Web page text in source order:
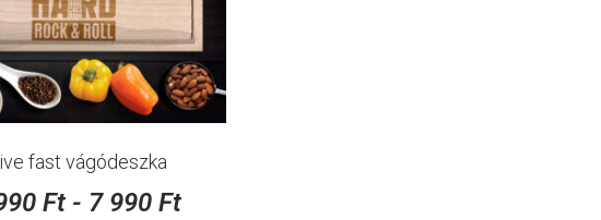
fast vágódeszka
Ft - 7 990Ft